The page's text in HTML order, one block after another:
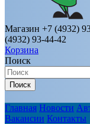
Магазин +7 (4932)
(4932) 93-44-42
Корзина
Поиск
Поиск
Главная Новости
Вакансии Контакты